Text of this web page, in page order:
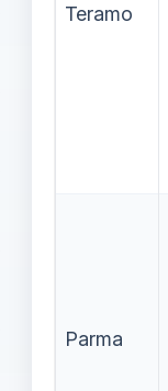
Teramo
Parma